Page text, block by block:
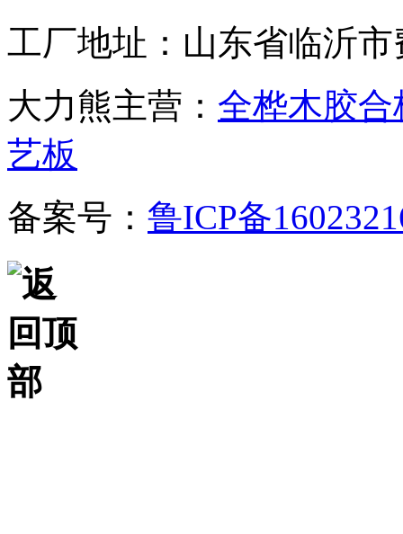
工厂地址：山东省临沂
大力熊主营： 全桦木胶合
艺板
备案号： 鲁ICP备